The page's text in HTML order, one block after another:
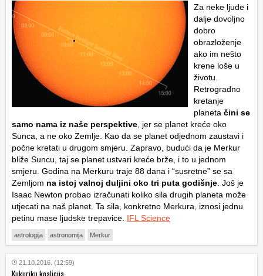
Za neke ljude i
dalje dovoljno
dobro
obrazloženje
ako im nešto
krene loše u
životu.
Retrogradno
kretanje
planeta čini se
samo nama iz naše perspektive , jer se planet kreće oko
Sunca, a ne oko Zemlje. Kao da se planet odjednom zaustavi i
počne kretati u drugom smjeru. Zapravo, budući da je Merkur
bliže Suncu, taj se planet ustvari kreće brže, i to u jednom
smjeru. Godina na Merkuru traje 88 dana i “susretne” se sa
Zemljom na istoj valnoj duljini oko tri puta godišnje . Još je
Isaac Newton probao izračunati koliko sila drugih planeta može
utjecati na naš planet. Ta sila, konkretno Merkura, iznosi jednu
petinu mase ljudske trepavice. IFL Science
astrologija astronomija Merkur
21.10.2016. (12:59)